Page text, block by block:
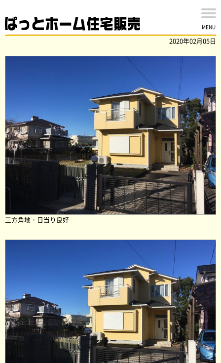
MENU
印西市木刈の中古戸建を買取ました。
2020年02月05日
三方角地・日当り良好